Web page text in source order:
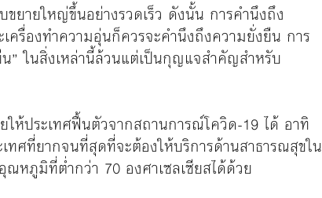
ขยายใหญ่ขึ้นอย่างรวดเร็ว ดังนั้น การคำนึงถึง
ครื่องทำความอุ่นก็ควรจะคำนึงถึงความยั่งยืน การ
” ในสิ่งเหล่านี้ล้วนแต่เป็นกุญแจสำคัญสำหรับ
ให้ประเทศฟื้นตัวจากสถานการณ์โควิด-19 ได้ อาทิ
ศที่ยากจนที่สุดที่จะต้องให้บริการด้านสาธารณสุขใน
หภูมิที่ต่ำกว่า 70 องศาเซลเซียสได้ด้วย